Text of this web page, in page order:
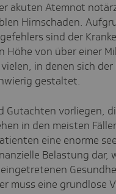
akuten Atemnot
Hirnschaden.
sind der
Höhe von über einer
in denen sich
gestaltet.
Gutachten vorliegen,
in den meisten
eine enorme
Belastung dar,
muss eine grundlose